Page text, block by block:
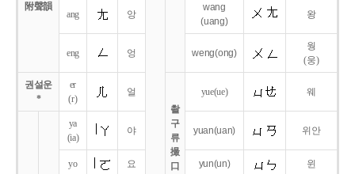
附聲韻
ang 앙
wang
(uang)
왕
eng 엉 weng(ong)
웡
(웅)
권설운
*
er
(r)
얼
촬
구
류
撮
口
yue(ue) 웨
ya
(ia)
야 yuan(uan) 위안
yo 요 yun(un) 윈